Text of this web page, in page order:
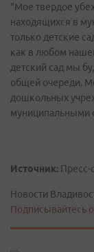
"Мое твердое
находящихся в
только детские
как в любом
детский сад мы
общей очереди.
дошкольных
муниципальными
Источник: Пресс-
Новости
Подписывайтесь